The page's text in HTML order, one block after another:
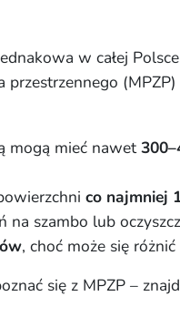
w całej
mogą mieć nawet
co najmniej
na szambo lub
, choć może się
się z MPZP –